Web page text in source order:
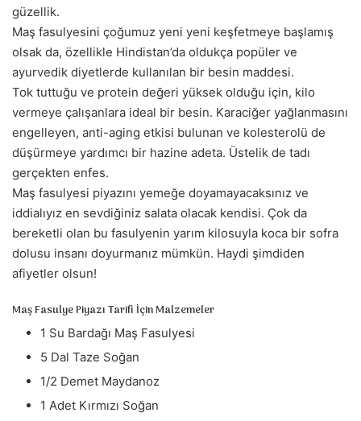
güzellik.
Maş fasulyesini çoğumuz yeni yeni keşfetmeye başlamış
olsak da, özellikle Hindistan’da oldukça popüler ve
ayurvedik diyetlerde kullanılan bir besin maddesi.
Tok tuttuğu ve protein değeri yüksek olduğu için, kilo
vermeye çalışanlara ideal bir besin. Karaciğer yağlanmasını
engelleyen, anti-aging etkisi bulunan ve kolesterolü de
düşürmeye yardımcı bir hazine adeta. Üstelik de tadı
gerçekten enfes.
Maş fasulyesi piyazını yemeğe doyamayacaksınız ve
iddialıyız en sevdiğiniz salata olacak kendisi. Çok da
bereketli olan bu fasulyenin yarım kilosuyla koca bir sofra
dolusu insanı doyurmanız mümkün. Haydi şimdiden
afiyetler olsun!
Maş Fasulye Piyazı Tarifi İçin Malzemeler
1 Su Bardağı Maş Fasulyesi
5 Dal Taze Soğan
1/2 Demet Maydanoz
1 Adet Kırmızı Soğan